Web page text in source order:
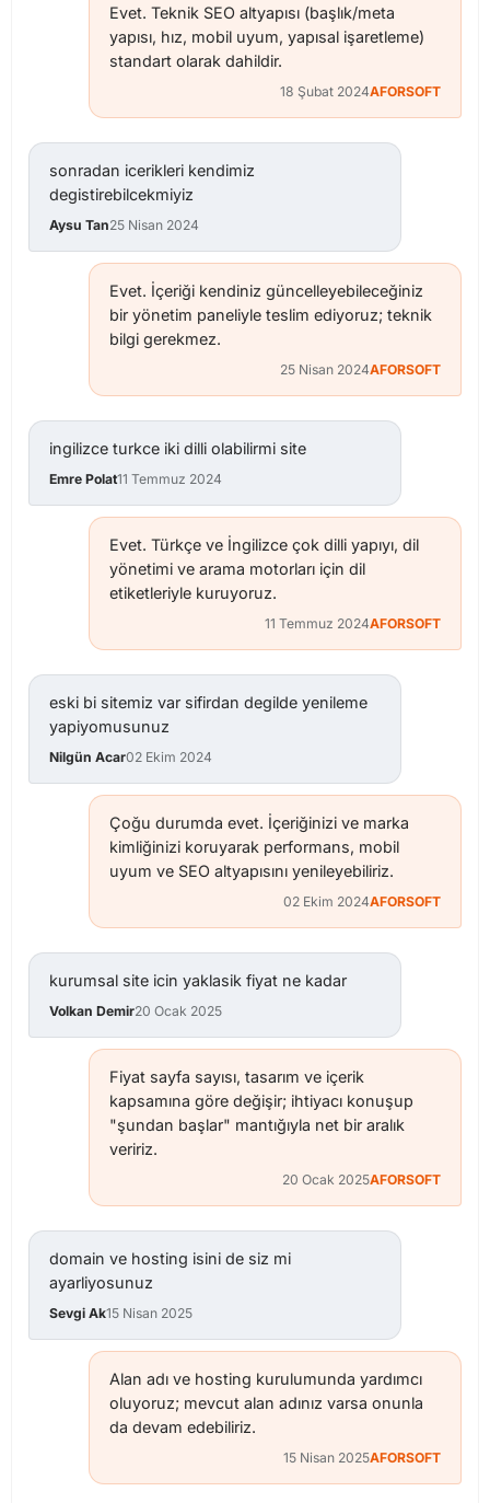
Evet. Teknik SEO altyapısı (başlık/meta
yapısı, hız, mobil uyum, yapısal işaretleme)
standart olarak dahildir.
18 Şubat 2024AFORSOFT
sonradan icerikleri kendimiz
degistirebilcekmiyiz
Aysu Tan25 Nisan 2024
Evet. İçeriği kendiniz güncelleyebileceğiniz
bir yönetim paneliyle teslim ediyoruz; teknik
bilgi gerekmez.
25 Nisan 2024AFORSOFT
ingilizce turkce iki dilli olabilirmi site
Emre Polat11 Temmuz 2024
Evet. Türkçe ve İngilizce çok dilli yapıyı, dil
yönetimi ve arama motorları için dil
etiketleriyle kuruyoruz.
11 Temmuz 2024AFORSOFT
eski bi sitemiz var sifirdan degilde yenileme
yapiyomusunuz
Nilgün Acar02 Ekim 2024
Çoğu durumda evet. İçeriğinizi ve marka
kimliğinizi koruyarak performans, mobil
uyum ve SEO altyapısını yenileyebiliriz.
02 Ekim 2024AFORSOFT
kurumsal site icin yaklasik fiyat ne kadar
Volkan Demir20 Ocak 2025
Fiyat sayfa sayısı, tasarım ve içerik
kapsamına göre değişir; ihtiyacı konuşup
"şundan başlar" mantığıyla net bir aralık
veririz.
20 Ocak 2025AFORSOFT
domain ve hosting isini de siz mi
ayarliyosunuz
Sevgi Ak15 Nisan 2025
Alan adı ve hosting kurulumunda yardımcı
oluyoruz; mevcut alan adınız varsa onunla
da devam edebiliriz.
15 Nisan 2025AFORSOFT